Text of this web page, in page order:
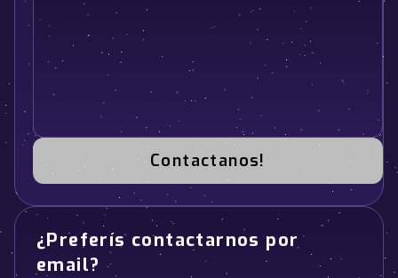
Contactanos!
¿Preferís contactarnos por
email?